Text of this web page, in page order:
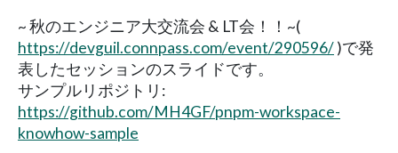
~ 秋のエンジニア大交流会 & LT会！！~(
https://devguil.connpass.com/event/290596/)で発
表したセッションのスライドです。
サンプルリポジトリ:
https://github.com/MH4GF/pnpm-workspace-
knowhow-sample